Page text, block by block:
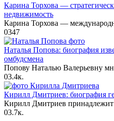
Карина Торхова —
недвижимость
Карина Торхова —
0347
Наталья Попова: биография
омбудсмена
Попову Наталью Валерьевну
03.4к.
Кирилл Дмитриев: биография
Кирилл Дмитриев
03.7к.